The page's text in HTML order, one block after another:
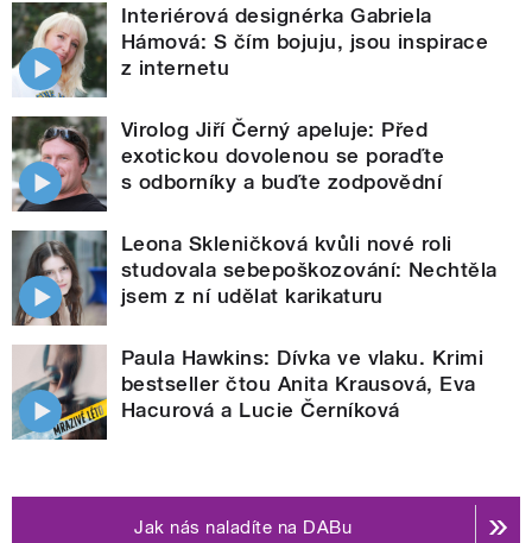
Interiérová designérka Gabriela
Hámová: S čím bojuju, jsou inspirace
z internetu
Virolog Jiří Černý apeluje: Před
exotickou dovolenou se poraďte
s odborníky a buďte zodpovědní
Leona Skleničková kvůli nové roli
studovala sebepoškozování: Nechtěla
jsem z ní udělat karikaturu
Paula Hawkins: Dívka ve vlaku. Krimi
bestseller čtou Anita Krausová, Eva
Hacurová a Lucie Černíková
Jak nás naladíte na DABu